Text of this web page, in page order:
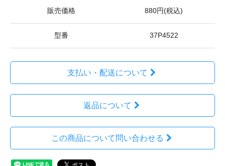
販売価格 880円(税込)
型番 37P4522
支払い・配送について
返品について
この商品について問い合わせる